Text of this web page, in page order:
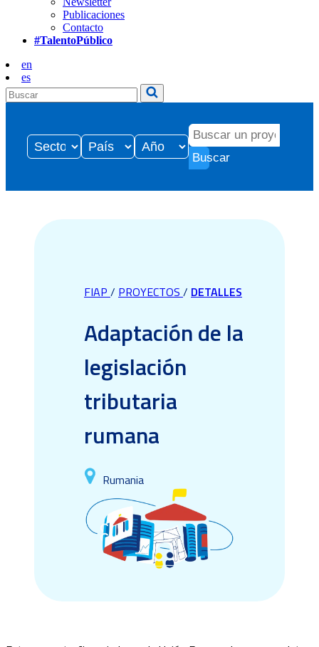
Publicaciones
Contacto
#TalentoPúblico
en
es
Buscar
FIAP / PROYECTOS / DETALLES
Adaptación de la
legislación
tributaria
rumana
Rumania